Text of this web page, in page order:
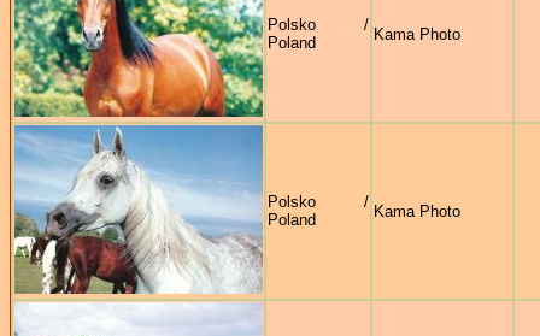
Polsko /
Poland
Kama Photo
Polsko /
Poland
Kama Photo